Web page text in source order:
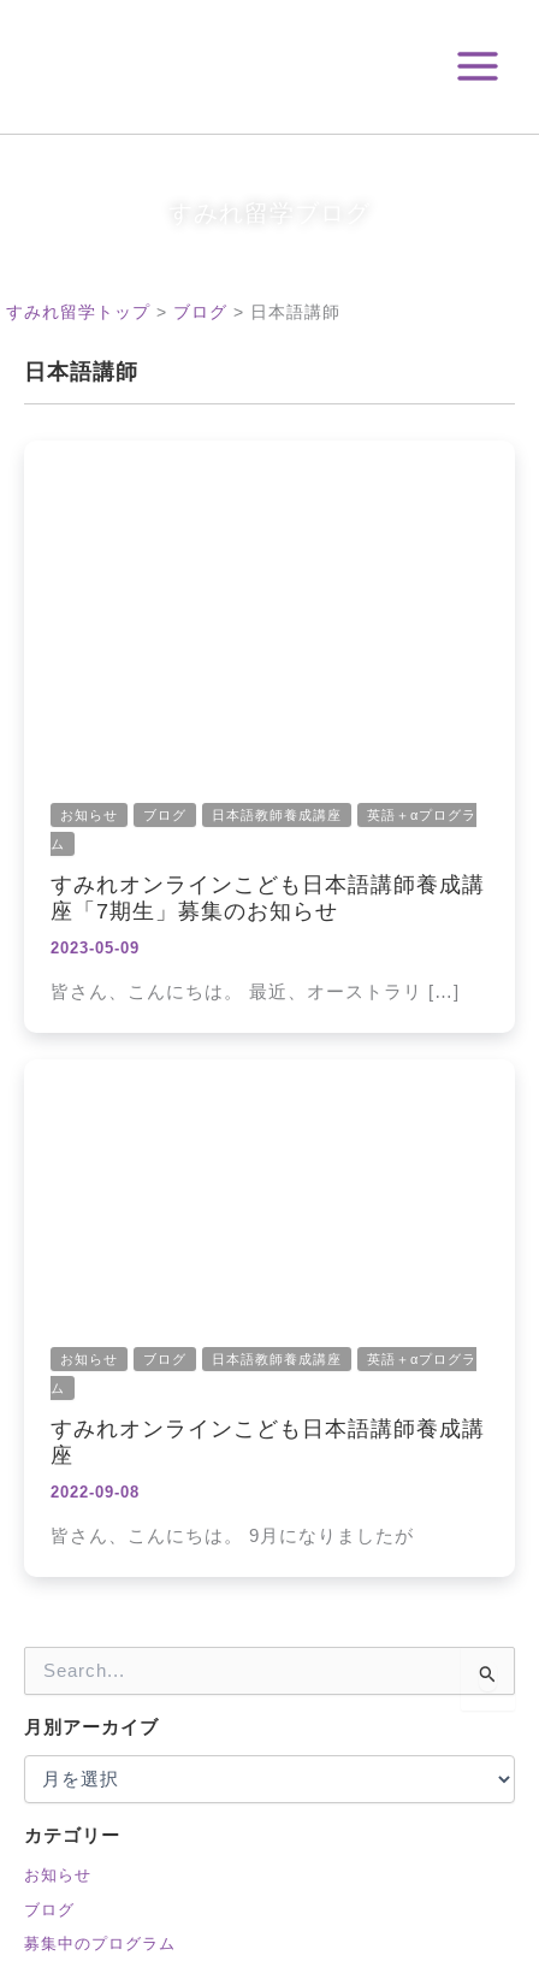
すみれ留学ブログ
すみれ留学トップ > ブログ > 日本語講師
日本語講師
お知らせ ブログ 日本語教師養成講座
英語＋αプログラ
ム
すみれオンラインこども日本語講師養成講
座「7期生」募集のお知らせ
2023-05-09
皆さん、こんにちは。 最近、オーストラリ […]
お知らせ ブログ 日本語教師養成講座
英語＋αプログラ
ム
すみれオンラインこども日本語講師養成講
座
2022-09-08
皆さん、こんにちは。 9月になりましたが
索
対
月別アーカイブ
イ
カテゴリー
お知らせ
ブログ
募集中のプログラム